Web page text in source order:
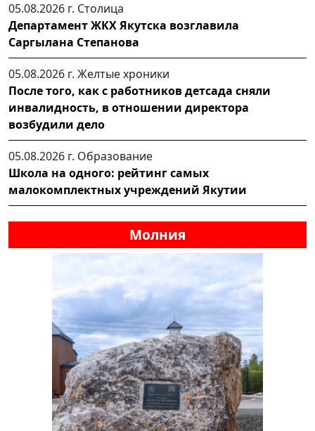
05.08.2026 г. Столица
Департамент ЖКХ Якутска возглавила
Саргылана Степанова
05.08.2026 г. Желтые хроники
После того, как с работников детсада сняли
инвалидность, в отношении директора
возбудили дело
05.08.2026 г. Образование
Школа на одного: рейтинг самых
малокомплектных учреждений Якутии
Молния